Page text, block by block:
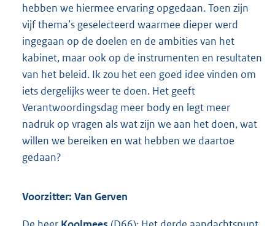
hebben we hiermee ervaring opgedaan. Toen zijn
vijf thema’s geselecteerd waarmee dieper werd
ingegaan op de doelen en de ambities van het
kabinet, maar ook op de instrumenten en resultaten
van het beleid. Ik zou het een goed idee vinden om
iets dergelijks weer te doen. Het geeft
Verantwoordingsdag meer body en legt meer
nadruk op vragen als wat zijn we aan het doen, wat
willen we bereiken en wat hebben we daartoe
gedaan?
Voorzitter: Van Gerven